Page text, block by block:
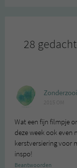
28
Zonderzooi
Wat een fijn filmpje
deze week ook
kerstversiering voor
inspo!
Beantwoorden